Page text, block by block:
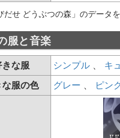
せ どうぶつの森」のデータを
服と音楽
きな服 シンプル 、
キ
な服の色
グレー 、 ピン